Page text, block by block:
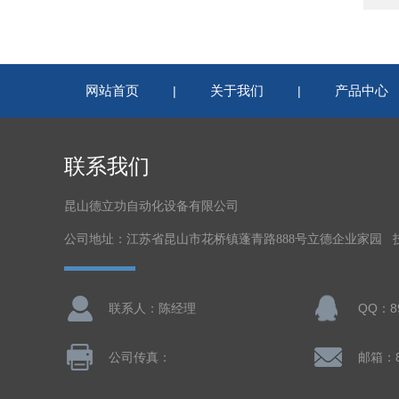
网站首页 | 关于我们 | 产品中心
联系我们
昆山德立功自动化设备有限公司
公司地址：江苏省昆山市花桥镇蓬青路888号立德企业家园
联系人：陈经理 QQ：
公司传真： 邮箱